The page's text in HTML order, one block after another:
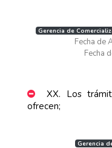
Gerencia de
Fecha de
Fecha
XX. Los
ofrecen;
Gerencia